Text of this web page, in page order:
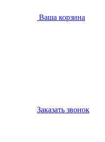
Ваша корзина
Заказать звонок